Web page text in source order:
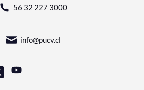
56 32 227 3000
info@pucv.cl